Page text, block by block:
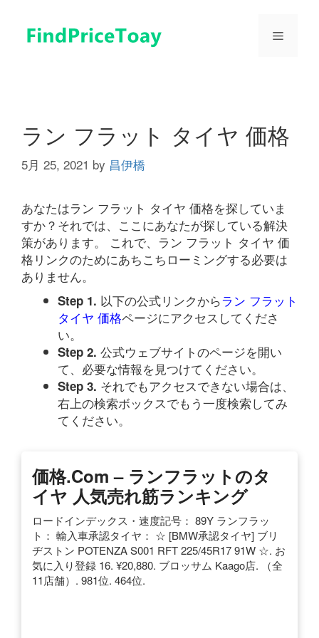
メ
ラン フラット タイヤ 価格
5月 25, 2021 by 昌伊橋
あなたはラン フラット タイヤ 価格を探していま
すか？それでは、ここにあなたが探している解決
策があります。 これで、ラン フラット タイヤ 価
格リンクのためにあちこちローミングする必要は
ありません。
Step 1. 以下の公式リンクからラン フラット
タイヤ 価格ページにアクセスしてくださ
い。
Step 2. 公式ウェブサイトのページを開い
て、必要な情報を見つけてください。
Step 3. それでもアクセスできない場合は、
右上の検索ボックスでもう一度検索してみ
てください。
価格.com – ランフラットのタ
イヤ 人気売れ筋ランキング
ロードインデックス・速度記号： 89Y ランフラッ
ト： 輸入車承認タイヤ： ☆ [BMW承認タイヤ] ブリ
ヂストン POTENZA S001 RFT 225/45R17 91W ☆. お
気に入り登録 16. ¥20,880. ブロッサム Kaago店. （全
11店舗）. 981位. 464位.